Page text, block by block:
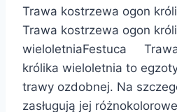
Trawa kostrzewa ogon
Trawa kostrzewa ogon
wieloletniaFestuca
królika wieloletnia to
trawy ozdobnej. Na
zasługują jej